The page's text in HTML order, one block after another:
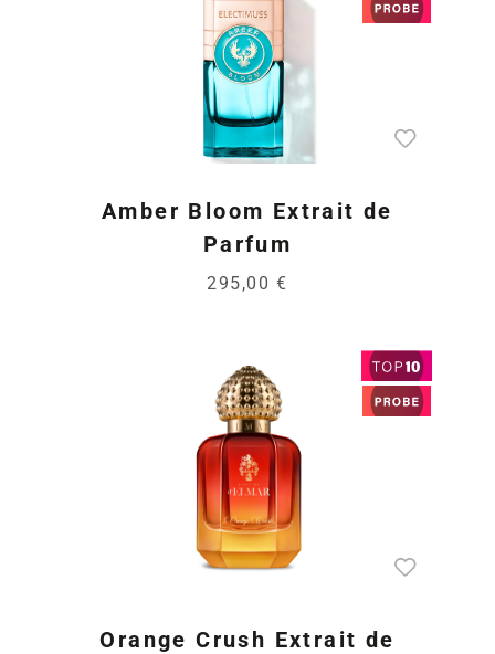
Amber Bloom Extrait de
Parfum
295,00 €
Orange Crush Extrait de